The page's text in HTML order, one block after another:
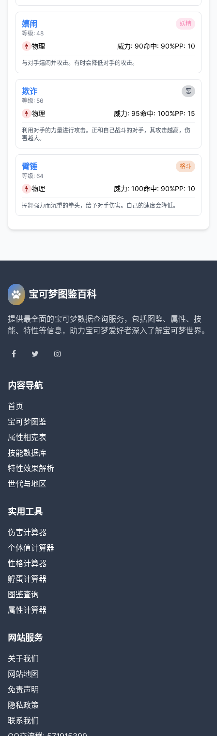
嬉闹
等级: 48
妖精
物理 威力: 90命中: 90%PP: 10
与对手嬉闹并攻击。有时会降低对手的攻击。
欺诈
等级: 56
恶
物理 威力: 95命中: 100%PP: 15
利用对手的力量进行攻击。正和自己战斗的对手，其攻击越高，伤
害越大。
臂锤
等级: 64
格斗
物理 威力: 100命中: 90%PP: 10
挥舞强力而沉重的拳头，给予对手伤害。自己的速度会降低。
宝可梦图鉴百科
提供最全面的宝可梦数据查询服务，包括图鉴、属性、技
能、特性等信息，助力宝可梦爱好者深入了解宝可梦世界。
内容导航
首页
宝可梦图鉴
属性相克表
技能数据库
特性效果解析
世代与地区
实用工具
伤害计算器
个体值计算器
性格计算器
孵蛋计算器
图鉴查询
属性计算器
网站服务
关于我们
网站地图
免责声明
隐私政策
联系我们